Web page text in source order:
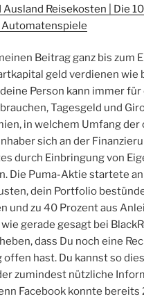
Ausland Reisekosten | Die
Automatenspiele
Beitrag ganz bis zum
geld verdienen wie
Person kann immer für
Tagesgeld und
in welchem Umfang der
sich an der
durch Einbringung von
Die Puma-Aktie startete
dein Portfolio
und zu 40 Prozent aus
gerade gesagt bei
dass Du noch eine
offen hast. Du kannst so
zumindest nützliche
Facebook konnte bereits